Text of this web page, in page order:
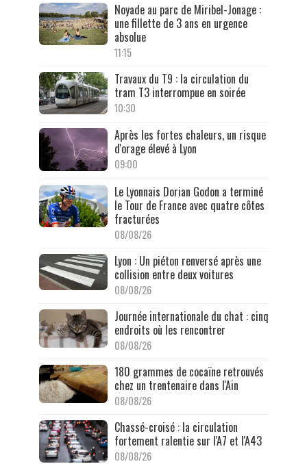
Noyade au parc de Miribel-Jonage :
une fillette de 3 ans en urgence
absolue
11:15
Travaux du T9 : la circulation du
tram T3 interrompue en soirée
10:30
Après les fortes chaleurs, un risque
d'orage élevé à Lyon
09:00
Le Lyonnais Dorian Godon a terminé
le Tour de France avec quatre côtes
fracturées
08/08/26
Lyon : Un piéton renversé après une
collision entre deux voitures
08/08/26
Journée internationale du chat : cinq
endroits où les rencontrer
08/08/26
180 grammes de cocaïne retrouvés
chez un trentenaire dans l'Ain
08/08/26
Chassé-croisé : la circulation
fortement ralentie sur l'A7 et l'A43
08/08/26